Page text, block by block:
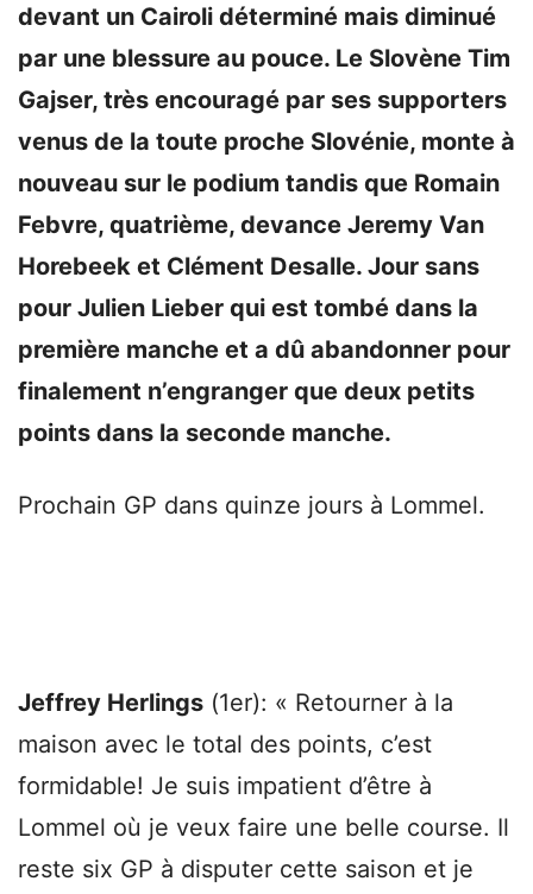
devant un Cairoli déterminé mais diminué
par une blessure au pouce. Le Slovène Tim
Gajser, très encouragé par ses supporters
venus de la toute proche Slovénie, monte à
nouveau sur le podium tandis que Romain
Febvre, quatrième, devance Jeremy Van
Horebeek et Clément Desalle. Jour sans
pour Julien Lieber qui est tombé dans la
première manche et a dû abandonner pour
finalement n’engranger que deux petits
points dans la seconde manche.
Prochain GP dans quinze jours à Lommel.
Jeffrey Herlings (1er): « Retourner à la
maison avec le total des points, c’est
formidable! Je suis impatient d’être à
Lommel où je veux faire une belle course. Il
reste six GP à disputer cette saison et je